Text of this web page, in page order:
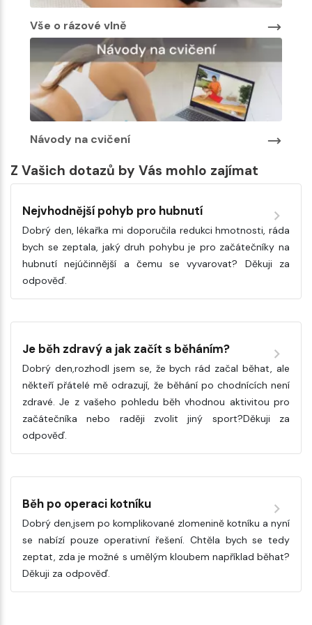
Vše o rázové vlně
Návody na cvičení
Z Vašich dotazů by Vás mohlo zajímat
Nejvhodnější pohyb pro hubnutí
Dobrý den, lékařka mi doporučila redukci hmotnosti, ráda
bych se zeptala, jaký druh pohybu je pro začátečníky na
hubnutí nejúčinnější a čemu se vyvarovat? Děkuji za
odpověď.
Je běh zdravý a jak začít s běháním?
Dobrý den,rozhodl jsem se, že bych rád začal běhat, ale
někteří přátelé mě odrazují, že běhání po chodnících není
zdravé. Je z vašeho pohledu běh vhodnou aktivitou pro
začátečníka nebo raději zvolit jiný sport?Děkuji za
odpověď.
Běh po operaci kotníku
Dobrý den,jsem po komplikované zlomenině kotníku a nyní
se nabízí pouze operativní řešení. Chtěla bych se tedy
zeptat, zda je možné s umělým kloubem například běhat?
Děkuji za odpověď.